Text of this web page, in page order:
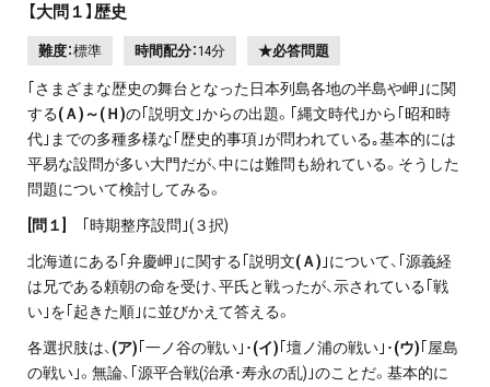
【大問１】歴史
難度：標準 時間配分：14分 ★必答問題
｢さまざまな歴史の舞台となった日本列島各地の半島や岬｣に関
する(Ａ)～(Ｈ)の｢説明文｣からの出題。｢縄文時代｣から｢昭和時
代｣までの多種多様な｢歴史的事項｣が問われている｡基本的には
平易な設問が多い大門だが、中には難問も紛れている。そうした
問題について検討してみる。
問１] ｢時期整序設問｣(３択)
北海道にある｢弁慶岬｣に関する｢説明文(Ａ) ｣について、｢源義経
は兄である頼朝の命を受け、平氏と戦ったが、示されている｢戦
い｣を｢起きた順｣に並びかえて答える。
各選択肢は、 (ア) ｢一ノ谷の戦い｣･(イ) ｢壇ノ浦の戦い｣･(ウ) ｢屋島
の戦い｣。無論、｢源平合戦(治承･寿永の乱)｣のことだ。基本的に